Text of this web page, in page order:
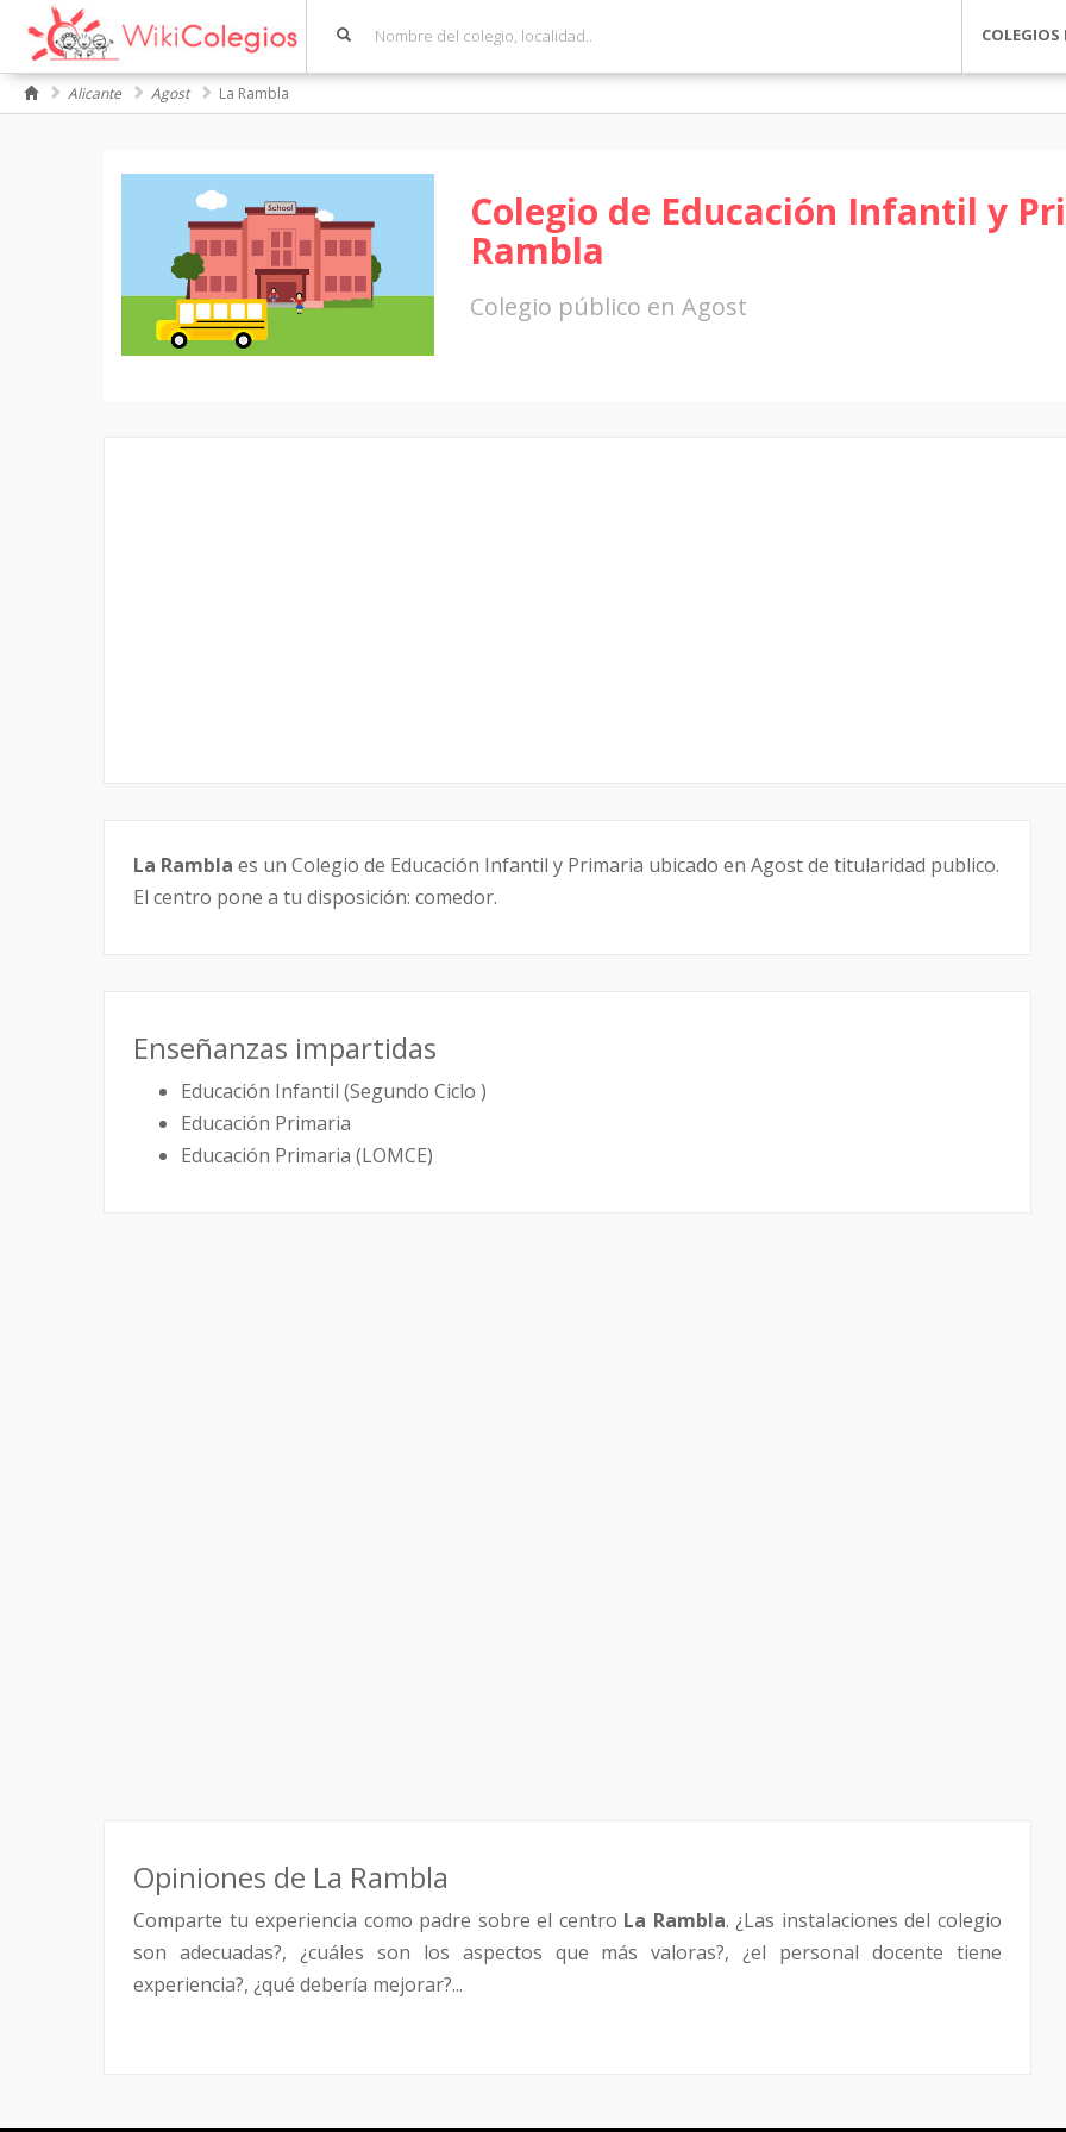
Alicante Agost La Rambla
Colegio de Educación Infantil y
Rambla
Colegio público en Agost
La Rambla es un Colegio de Educación Infantil y Primaria ubicado en Agost de titularidad publico.
El centro pone a tu disposición: comedor.
Enseñanzas impartidas
Educación Infantil (Segundo Ciclo )
Educación Primaria
Educación Primaria (LOMCE)
Opiniones de La Rambla
Comparte tu experiencia como padre sobre el centro La Rambla. ¿Las instalaciones del colegio
son adecuadas?, ¿cuáles son los aspectos que más valoras?, ¿el personal docente tiene
experiencia?, ¿qué debería mejorar?...